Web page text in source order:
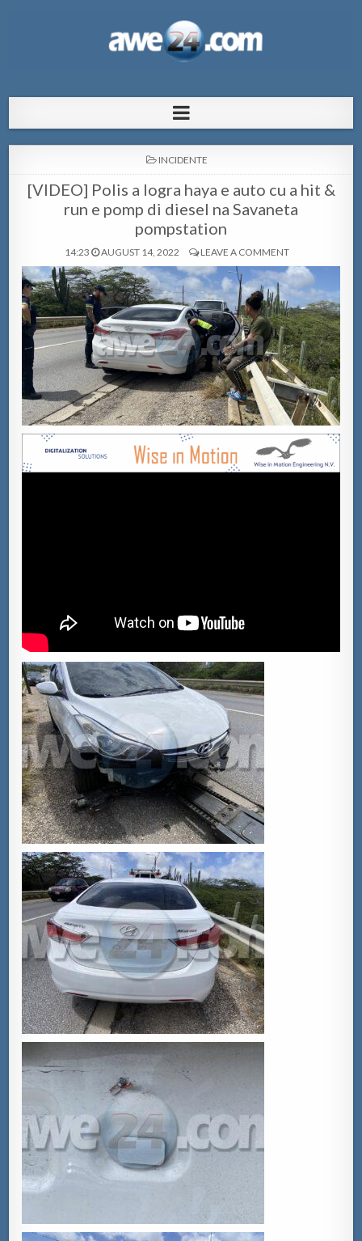
pa Aruba
POSTED
INCIDENTE
[VIDEO] Polis a logra haya e auto cu a hit &
run e pomp di diesel na Savaneta
pompstation
14:23 AUGUST 14, 2022 LEAVE A COMMENT